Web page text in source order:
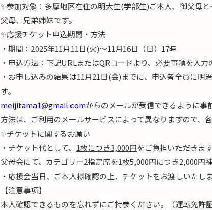
✨参加対象：多摩地区在住の明大生(学部生)ご本人、御父母
父母、兄弟姉妹です。
✨応援チケット申込期間・方法
・期間：2025年11月11日(火)〜11月16日（日）17時
・申込方法：下記URLまたはQRコードより、必要事項を入力
・お申し込みの結果は11月21日(金)までに、申込者全員に
す。
meijitama1@gmail.comからのメールが受信できるように
方法は、ご利用のメールサービスによって異なりますので、
✨チケットに関するお願い
・チケット代として、 1枚につき3,000円をご負担いただきます
父母会にて、カテゴリー2指定席を1枚5,000円につき2,000円補
・応援会当日、ご本人様確認の上、チケットをお渡しいたしま
【注意事項】
本人確認できるものを忘れずにご持参ください。（運転免許